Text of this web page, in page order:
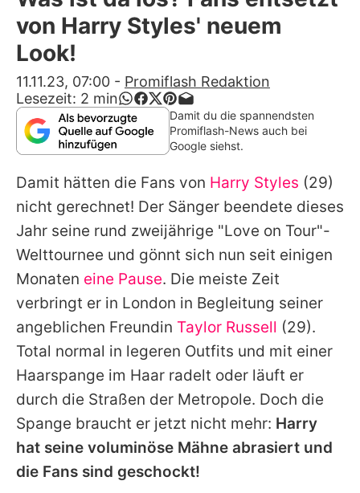
Alle Themen auf Promiflash
App runterladen
Team
Redaktionelle Richtlinien
Impressum
Datenschutzerklärung
Nutzungsbedingungen
Utiq verwalten
von Harry Styles' neuem
Look!
11.11.23, 07:00 - Promiflash Redaktion
Lesezeit: 2 min
Damit du die spannendsten
Promiflash-News auch bei
Google siehst.
Damit hätten die Fans von Harry Styles (29)
nicht gerechnet! Der Sänger beendete dieses
Jahr seine rund zweijährige "Love on Tour"-
Welttournee und gönnt sich nun seit einigen
Monaten eine Pause. Die meiste Zeit
verbringt er in London in Begleitung seiner
angeblichen Freundin Taylor Russell (29).
Total normal in legeren Outfits und mit einer
Haarspange im Haar radelt oder läuft er
durch die Straßen der Metropole. Doch die
Spange braucht er jetzt nicht mehr: Harry
hat seine voluminöse Mähne abrasiert und
die Fans sind geschockt!